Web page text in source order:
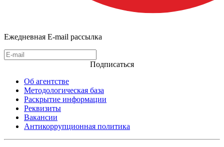
Ежедневная E-mail рассылка
Подписаться
Об агентстве
Методологическая база
Раскрытие информации
Реквизиты
Вакансии
Антикоррупционная политика